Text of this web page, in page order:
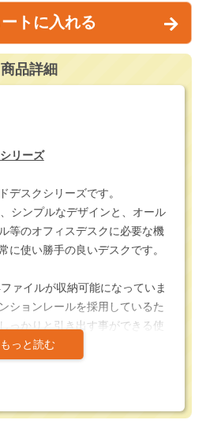
トに入れる
商品詳細
リーズ
デスクシリーズです。
シンプルなデザインと、オール
等のオフィスデスクに必要な機
に使い勝手の良いデスクです。
ァイルが収納可能になっていま
ションレールを採用しているた
っかりと引き出す事ができる使
います。
要素も備えたデスクになってい